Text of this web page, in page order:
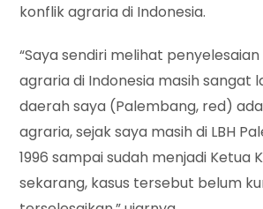
konflik agraria di Indonesia.
“Saya sendiri melihat
agraria di Indonesia masih sangat
daerah saya (Palembang, red)
agraria, sejak saya masih di LBH
1996 sampai sudah menjadi Ketua
sekarang, kasus tersebut belum